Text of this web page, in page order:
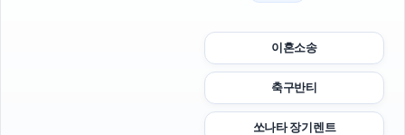
이혼소송
축구반티
쏘나타 장기렌트